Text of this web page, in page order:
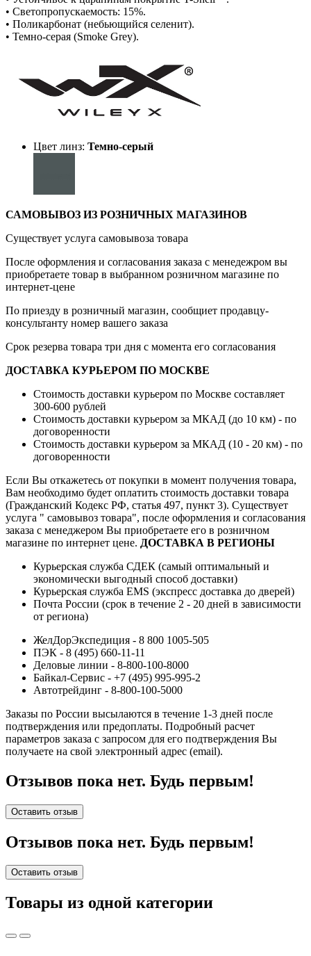
• Cветопропускаемость: 15%.
• Поликарбонат (небьющийся селенит).
• Темно-серая (Smoke Grey).
Цвет линз: Темно-серый
САМОВЫВОЗ ИЗ РОЗНИЧНЫХ МАГАЗИНОВ
Существует услуга самовывоза товара
После оформления и согласования заказа с менедежром вы
приобретаете товар в выбранном розничном магазине по
интернет-цене
По приезду в розничный магазин, сообщиет продавцу-
консультанту номер вашего заказа
Срок резерва товара три дня с момента его согласования
ДОСТАВКА КУРЬЕРОМ ПО МОСКВЕ
Стоимость доставки курьером по Москве составляет
300-600 рублей
Стоимость доставки курьером за МКАД (до 10 км) - по
договоренности
Стоимость доставки курьером за МКАД (10 - 20 км) - по
договоренности
Если Вы откажетесь от покупки в момент получения товара,
Вам необходимо будет оплатить стоимость доставки товара
(Гражданский Кодекс РФ, статья 497, пункт 3). Существует
услуга " самовывоз товара", после оформления и согласования
заказа с менеджером Вы приобретаете его в розничном
магазине по интернет цене. ДОСТАВКА В РЕГИОНЫ
Курьерская служба СДЕК (самый оптимальный и
экономически выгодный способ доставки)
Курьерская служба EMS (экспресс доставка до дверей)
Почта России (срок в течение 2 - 20 дней в зависимости
от региона)
ЖелДорЭкспедиция - 8 800 1005-505
ПЭК - 8 (495) 660-11-11
Деловые линии - 8-800-100-8000
Байкал-Сервис - +7 (495) 995-995-2
Автотрейдинг - 8-800-100-5000
Заказы по России высылаются в течение 1-3 дней после
подтверждения или предоплаты. Подробный расчет
параметров заказа с запросом для его подтверждения Вы
получаете на свой электронный адрес (email).
Отзывов пока нет. Будь первым!
Оставить отзыв
Отзывов пока нет. Будь первым!
Оставить отзыв
Товары из одной категории